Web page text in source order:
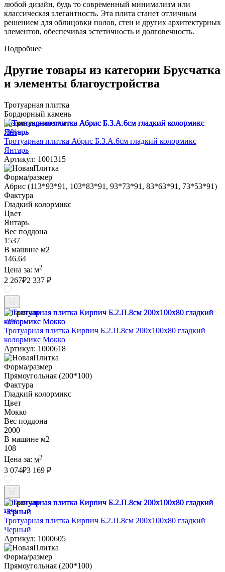
любой дизайн, будь то современный минимализм или
классическая элегантность. Эта плита станет отличным
решением для облицовки полов, стен и других архитектурных
элементов, обеспечивая эстетичность и долговечность.
Подробнее
Другие товары из категории Брусчатка
и элементы благоустройства
Тротуарная плитка
Бордюрный камень
Газонная решетка
-3%
Тротуарная плитка Абрис Б.3.А.6см гладкий колормикс
Янтарь
Артикул: 1001315
Форма/размер
Абрис (113*93*91, 103*83*91, 93*73*91, 83*63*91, 73*53*91)
Фактура
Гладкий колормикс
Цвет
Янтарь
Вес поддона
1537
В машине м2
146.64
Цена за: м2
2 267₽2 337 ₽
В наличии
-3%
Тротуарная плитка Кирпич Б.2.П.8см 200х100х80 гладкий
колормикс Мокко
Артикул: 1000618
Форма/размер
Прямоугольная (200*100)
Фактура
Гладкий колормикс
Цвет
Мокко
Вес поддона
2000
В машине м2
108
Цена за: м2
3 074₽3 169 ₽
В наличии
-3%
Тротуарная плитка Кирпич Б.2.П.8см 200х100х80 гладкий
Черный
Артикул: 1000605
Форма/размер
Прямоугольная (200*100)